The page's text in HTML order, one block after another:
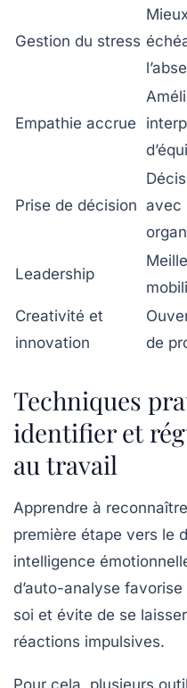
Gestion du stress
Empathie accrue
Prise de décision avec
Leadership
Creativité et
innovation
de
Techniques
identifier et
au travail
Apprendre à
première étape vers le
intelligence
d’auto-analyse
soi et évite de se
réactions impulsives.